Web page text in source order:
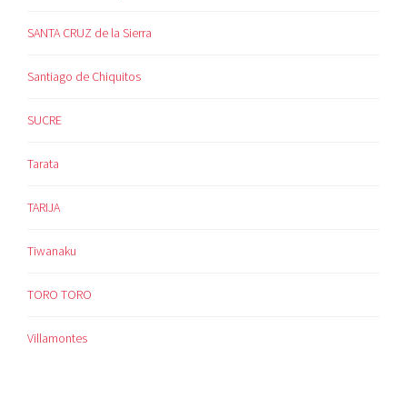
SANTA CRUZ de la Sierra
Santiago de Chiquitos
SUCRE
Tarata
TARIJA
Tiwanaku
TORO TORO
Villamontes